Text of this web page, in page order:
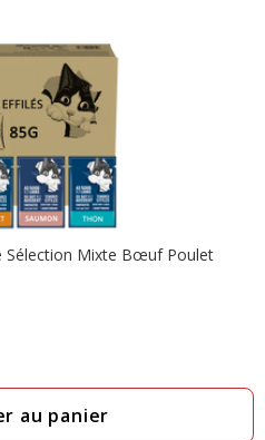
Sélection Mixte Bœuf Poulet
au panier